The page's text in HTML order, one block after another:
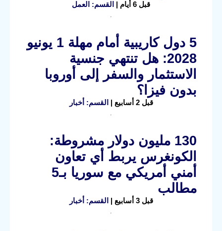
قبل 6 أيام | القسم: العمل
5 دول كاريبية أمام مهلة 1 يونيو
2028: هل تنتهي جنسية
الاستثمار والسفر إلى أوروبا
بدون فيزا؟
قبل 2 أسابيع | القسم: أخبار
130 مليون دولار مشروطة:
الكونغرس يربط أي تعاون
أمني أمريكي مع سوريا بـ5
مطالب
قبل 3 أسابيع | القسم: أخبار